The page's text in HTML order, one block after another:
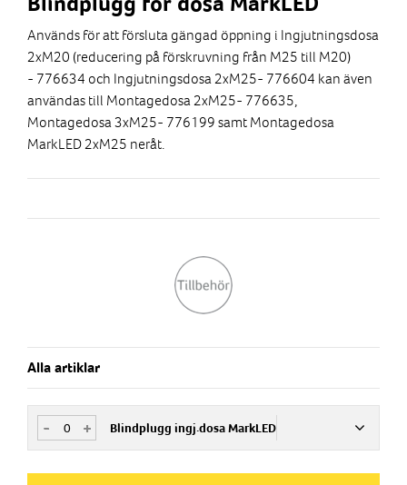
Används för att försluta gängad öppning i Ingjutningsdosa
2xM20 (reducering på förskruvning från M25 till M20)
- 776634 och Ingjutningsdosa 2xM25- 776604 kan även
användas till Montagedosa 2xM25- 776635,
Montagedosa 3xM25- 776199 samt Montagedosa
MarkLED 2xM25 neråt.
Alla artiklar
+
- Blindplugg ingj.dosa MarkLED
Art.nr